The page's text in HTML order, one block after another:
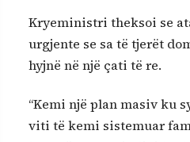
Kryeministri theksoi se
urgjente se sa të tjerët
hyjnë në një çati të re.
“Kemi një plan masiv ku
viti të kemi sistemuar